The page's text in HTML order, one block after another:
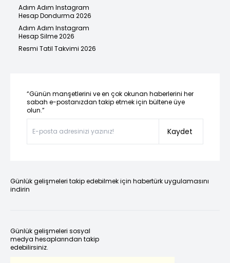
Adım Adım Instagram
Hesap Dondurma 2026
Adım Adım Instagram
Hesap Silme 2026
Resmi Tatil Takvimi 2026
“Günün manşetlerini ve en çok okunan haberlerini her
sabah e-postanızdan takip etmek için bültene üye
olun.”
Kaydet
Günlük gelişmeleri takip edebilmek için habertürk uygulamasını
indirin
Günlük gelişmeleri sosyal
medya hesaplarından takip
edebilirsiniz.